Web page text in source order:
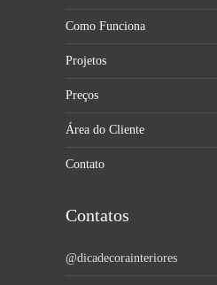
Como Funciona
Projetos
Preços
Área do Cliente
Contato
Contatos
@dicadecorainteriores